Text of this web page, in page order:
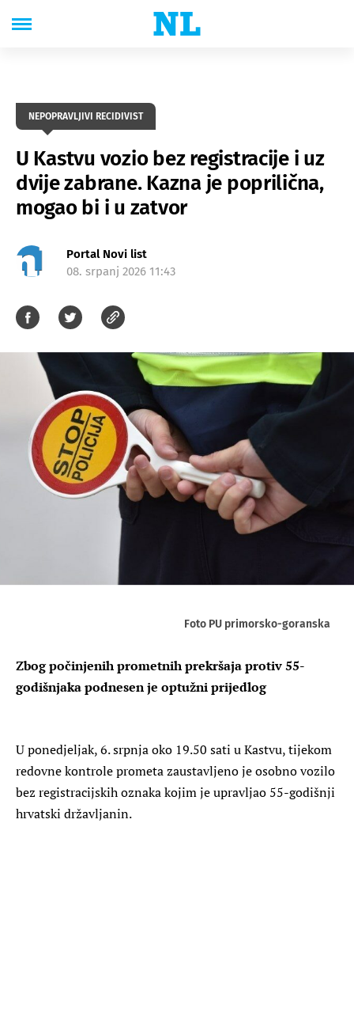
NEPOPRAVLJIVI RECIDIVIST
U Kastvu vozio bez registracije i uz
dvije zabrane. Kazna je poprilična,
mogao bi i u zatvor
Portal Novi list
08. srpanj 2026 11:43
Foto PU primorsko-goranska
Zbog počinjenih prometnih prekršaja protiv 55-
godišnjaka podnesen je optužni prijedlog
U ponedjeljak, 6. srpnja oko 19.50 sati u Kastvu, tijekom
redovne kontrole prometa zaustavljeno je osobno vozilo
bez registracijskih oznaka kojim je upravljao 55-godišnji
hrvatski državljanin.